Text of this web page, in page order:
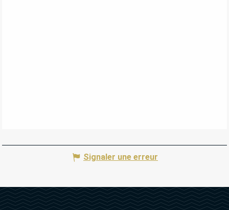
Signaler une erreur